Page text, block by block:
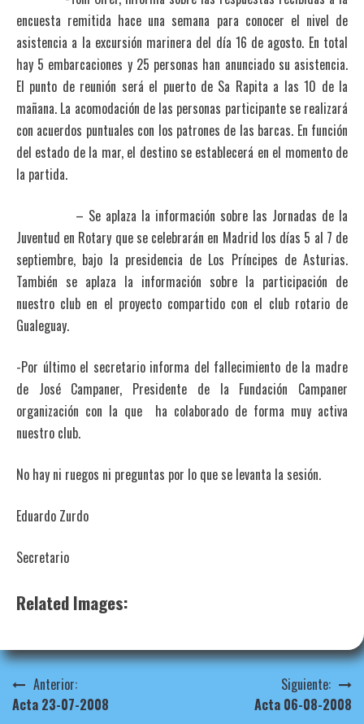
encuesta remitida hace una semana para conocer el nivel de
asistencia a la excursión marinera del día 16 de agosto. En total
hay 5 embarcaciones y 25 personas han anunciado su asistencia.
El punto de reunión será el puerto de Sa Rapita a las 10 de la
mañana. La acomodación de las personas participante se realizará
con acuerdos puntuales con los patrones de las barcas. En función
del estado de la mar, el destino se establecerá en el momento de
la partida.
– Se aplaza la información sobre las Jornadas de la
Juventud en Rotary que se celebrarán en Madrid los días 5 al 7 de
septiembre, bajo la presidencia de Los Príncipes de Asturias.
También se aplaza la información sobre la participación de
nuestro club en el proyecto compartido con el club rotario de
Gualeguay.
-Por último el secretario informa del fallecimiento de la madre
de José Campaner, Presidente de la Fundación Campaner
organización con la que ha colaborado de forma muy activa
nuestro club.
No hay ni ruegos ni preguntas por lo que se levanta la sesión.
Eduardo Zurdo
Secretario
Related Images:
Navegación
de
Anterior:
Acta 23-07-2008
Siguiente:
Acta 06-08-2008